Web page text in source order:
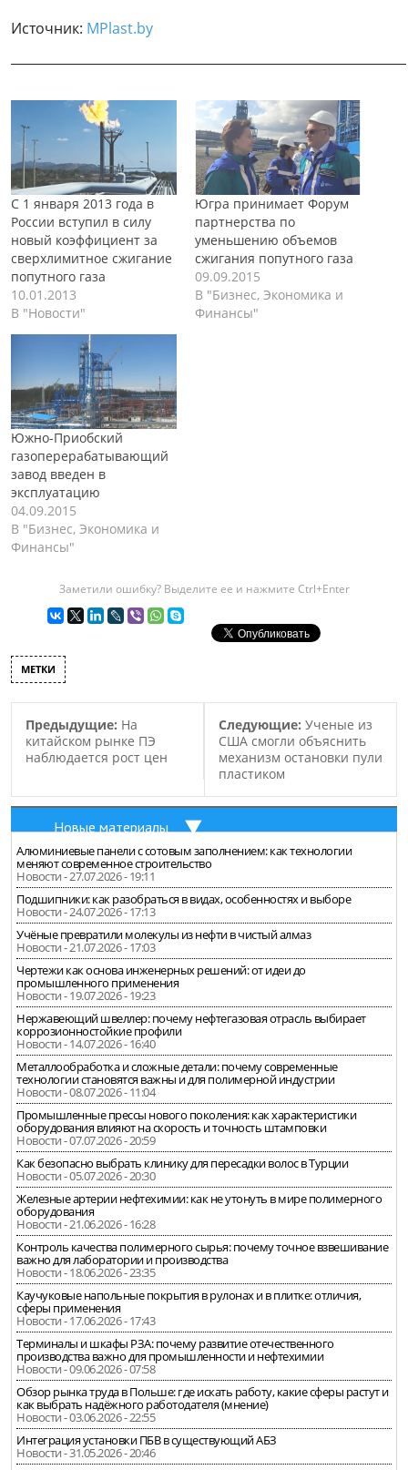
Источник: MPlast.by
C 1 января 2013 года в
России вступил в силу
новый коэффициент за
сверхлимитное сжигание
попутного газа
10.01.2013
В "Новости"
Югра принимает Форум
партнерства по
уменьшению объемов
сжигания попутного газа
09.09.2015
В "Бизнес, Экономика и
Финансы"
Южно-Приобский
газоперерабатывающий
завод введен в
эксплуатацию
04.09.2015
В "Бизнес, Экономика и
Финансы"
Заметили ошибку? Выделите ее и нажмите Ctrl+Enter
МЕТКИ
Предыдущие: На
китайском рынке ПЭ
наблюдается рост цен
Следующие: Ученые из
США смогли объяснить
механизм остановки пули
пластиком
Новые материалы
Алюминиевые панели с сотовым заполнением: как технологии
меняют современное строительство
Новости - 27.07.2026 - 19:11
Подшипники: как разобраться в видах, особенностях и выборе
Новости - 24.07.2026 - 17:13
Учёные превратили молекулы из нефти в чистый алмаз
Новости - 21.07.2026 - 17:03
Чертежи как основа инженерных решений: от идеи до
промышленного применения
Новости - 19.07.2026 - 19:23
Нержавеющий швеллер: почему нефтегазовая отрасль выбирает
коррозионностойкие профили
Новости - 14.07.2026 - 16:40
Металлообработка и сложные детали: почему современные
технологии становятся важны и для полимерной индустрии
Новости - 08.07.2026 - 11:04
Промышленные прессы нового поколения: как характеристики
оборудования влияют на скорость и точность штамповки
Новости - 07.07.2026 - 20:59
Как безопасно выбрать клинику для пересадки волос в Турции
Новости - 05.07.2026 - 20:30
Железные артерии нефтехимии: как не утонуть в мире полимерного
оборудования
Новости - 21.06.2026 - 16:28
Контроль качества полимерного сырья: почему точное взвешивание
важно для лаборатории и производства
Новости - 18.06.2026 - 23:35
Каучуковые напольные покрытия в рулонах и в плитке: отличия,
сферы применения
Новости - 17.06.2026 - 17:43
Терминалы и шкафы РЗА: почему развитие отечественного
производства важно для промышленности и нефтехимии
Новости - 09.06.2026 - 07:58
Обзор рынка труда в Польше: где искать работу, какие сферы растут и
как выбрать надёжного работодателя (мнение)
Новости - 03.06.2026 - 22:55
Интеграция установки ПБВ в существующий АБЗ
Новости - 31.05.2026 - 20:46